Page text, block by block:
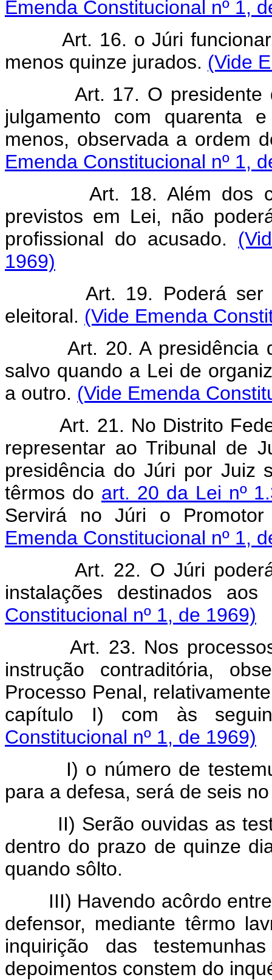
Emenda Constitucional nº 1,
Art. 16. o Júri
menos quinze jurados. (Vide
Art. 17. O
julgamento com quarenta
menos, observada a ordem
Emenda Constitucional nº 1,
Art. 18. Além dos
previstos em Lei, não
profissional do acusado.
1969)
Art. 19. Poderá
eleitoral. (Vide Emenda
Art. 20. A presidência
salvo quando a Lei de
a outro. (Vide Emenda
Art. 21. No Distrito
representar ao Tribunal de
presidência do Júri por Juiz
têrmos do art. 20 da Lei nº
Servirá no Júri o
Emenda Constitucional nº 1,
Art. 22. O Júri
instalações destinados
Constitucional nº 1, de 1969)
Art. 23. Nos
instrução contraditória,
Processo Penal,
capítulo I) com às
Constitucional nº 1, de 1969)
I) o número de
para a defesa, será de seis
II) Serão ouvidas as
dentro do prazo de quinze
quando sôlto.
III) Havendo acôrdo entre
defensor, mediante têrmo
inquirição das
depoimentos constem do